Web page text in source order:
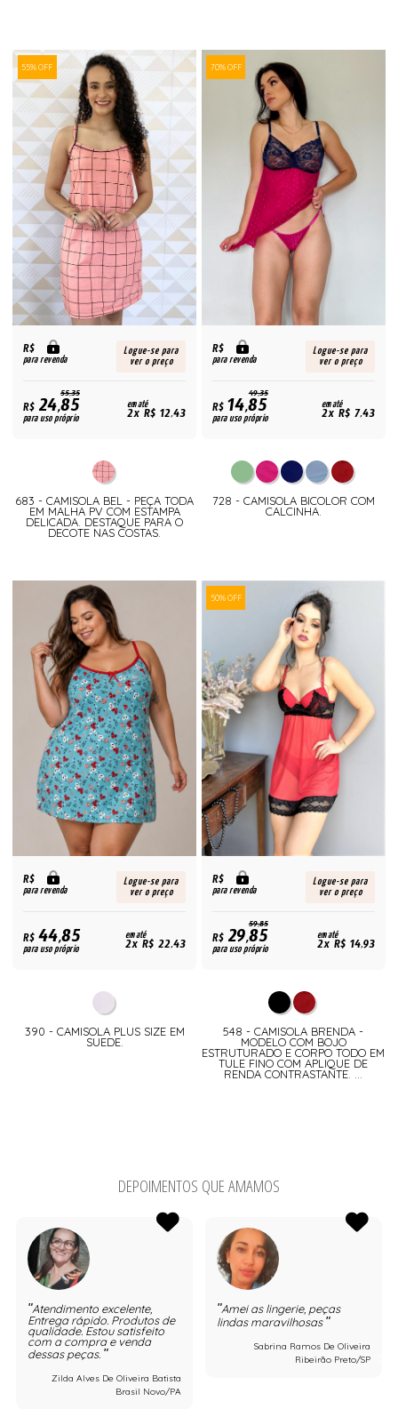
55% OFF
R$
para revenda
Logue-se para
ver o preço
55,35
R$24,85
para uso próprio
em até
2x R$ 12,43
683 - CAMISOLA BEL - PEÇA TODA
EM MALHA PV COM ESTAMPA
DELICADA. DESTAQUE PARA O
DECOTE NAS COSTAS.
70% OFF
R$
para revenda
Logue-se para
ver o preço
49,35
R$14,85
para uso próprio
em até
2x R$ 7,43
728 - CAMISOLA BICOLOR COM
CALCINHA.
R$
para revenda
Logue-se para
ver o preço
R$44,85
para uso próprio
em até
2x R$ 22,43
390 - CAMISOLA PLUS SIZE EM
SUEDE.
50% OFF
R$
para revenda
Logue-se para
ver o preço
59,85
R$29,85
para uso próprio
em até
2x R$ 14,93
548 - CAMISOLA BRENDA -
MODELO COM BOJO
ESTRUTURADO E CORPO TODO EM
TULE FINO COM APLIQUE DE
RENDA CONTRASTANTE. ...
DEPOIMENTOS QUE AMAMOS
Atendimento excelente,
Entrega rápido. Produtos de
qualidade. Estou satisfeito
com a compra e venda
dessas peças.
Zilda Alves De Oliveira Batista
Brasil Novo/PA
Amei as lingerie, peças
lindas maravilhosas
Sabrina Ramos De Oliveira
Ribeirão Preto/SP